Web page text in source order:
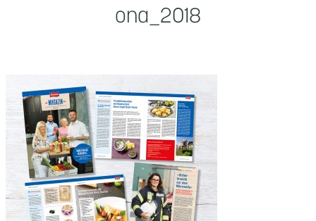
ona_2018